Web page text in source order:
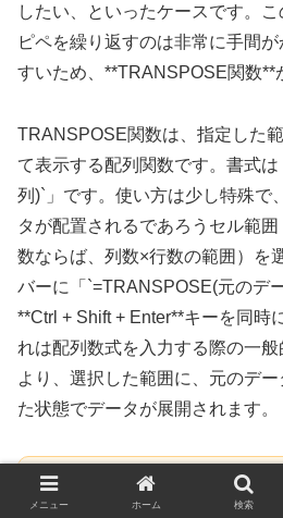
したい、といったケースです。
ピペを繰り返すのは非常に手間
すいため、**TRANSPOSE関数**
TRANSPOSE関数は、指定した
て表示する配列関数です。書式
列)`」です。使い方は少し特殊で
タが配置されるであろうセル範
数ならば、列数×行数の範囲）を
バーに「`=TRANSPOSE(元のデ
**Ctrl + Shift + Enter**キーを同時
れは配列数式を入力する際の一
より、選択した範囲に、元のデ
た状態でデータが展開されます。
TRANSPOSE関数は配列数式
メニュー ホーム 検索